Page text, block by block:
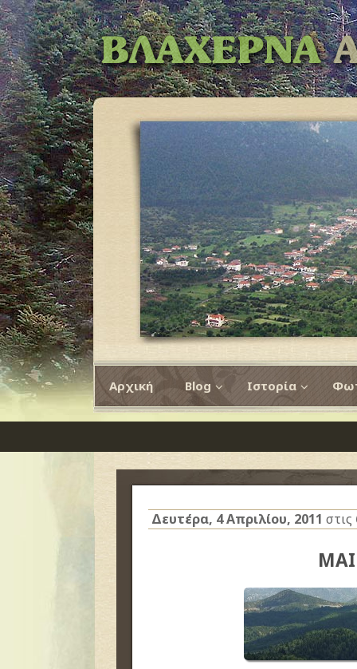
Αρχική Blog Ιστορία
Δευτέρα, 4 Απριλίου, 2011 στις